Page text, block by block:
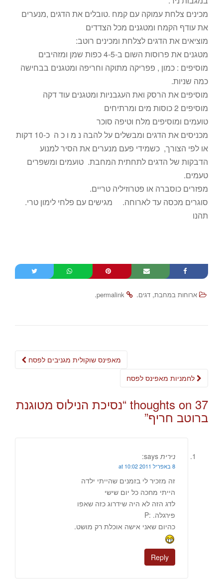
מכינים צלחת עמוקה עם קמח .טובלים את הדגים ,מנערים
את עודף הקמח ומטגנים מכל הצדדים
מוציאים את הדגים לצלחת ומכינים רוטב:
מטגנים את פרוסות השום ב-4-5 כפות שמן ומזהיבים
מוסיפים : כמון , פפריקה מתוקה וחריפה ומטגנים בבחישה
כמה שניות.
מוסיפים את הרסק ואת העגבניות ומטגנים עוד דקה
מוסיפים 2 כוסות מים ומרתיחים
טועמים ומוסיפים מלח וטיפה סוכר
מכניסים את הדגים ומבשלים על להבה נ מ ו כ ה כ-10 דקות
או לפי הצורך, כשמידי פעם מנערים את הסיר למנוע
הדבקות של הדגים לתחתית המחבת. טועמים ומשפרים
טעמים.
מפזרים כוסברה או פטרוזיליה טריים.
סוגרים מכסה עד לארוחה. מגישים עם פלחי לימון טרי.
תהנו
ארוחות במחבת, דגים.
permalink
.
Post
מאפינס שוקולית מגניבים לפסח
37 thoughts on “ נסיכת הנילוס מטוגנת
ברוטב חריף”
נירית says:
8 באפריל 2011 at 10:02
זה מזכיר לי בזמנים שהייתי ילדה
הייתי מחכה כל יום שישי
לדג הזה לא היה שידרוג כזה שאפו
פירגלה. :P
כהיום שאני אישה אוכלת רק מושט.
Reply